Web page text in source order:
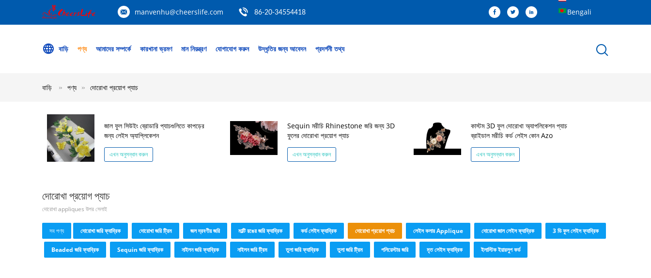
manvenhu@cheerslife.com 86-20-34554418 Bengali
বাড়ি পণ্য আমাদের সম্পর্কে কারখানা ভ্রমণ মান নিয়ন্ত্রণ যোগাযোগ করুন উদ্ধৃতির জন্য আবেদন প্রদর্শনী তথ্য
বাড়ি পণ্য দোরোখা প্রয়োগ প্যাচ
জাল ফুল সিউইং ব্রোডারি প্যাচগুলিতে কাপড়ের
জন্য লেইস অ্যাপ্লিকেশন
এখন অনুসন্ধান করুন
Sequin মরীচি Rhinestone জরি জন্য 3D
ফুলের দোরোখা প্রয়োগ প্যাচ
এখন অনুসন্ধান করুন
কাস্টম 3D ফুল দোরোখা অ্যাপলিকেশন প্যাচ
ব্রাইডাল মরীচি কর্ড লেইস কোন Azo
এখন অনুসন্ধান করুন
দোরোখা প্রয়োগ প্যাচ
দোরোখা appliques উপর সেলাই
সব পণ্য দোরোখা জরি ফ্যাব্রিক দোরোখা জরি ট্রিম জল দ্রবণীয় জরি মাল্টি রঙের জরি ফ্যাব্রিক কর্ড লেইস ফ্যাব্রিক দোরোখা প্রয়োগ প্যাচ লেইস কলার Applique দোরোখা জাল লেইস ফ্যাব্রিক 3 ডি ফুল লেইস ফ্যাব্রিক
Beaded জরি ফ্যাব্রিক Sequin জরি ফ্যাব্রিক নাইলন জরি ফ্যাব্রিক নাইলন জরি ট্রিম তুলা জরি ফ্যাব্রিক তুলা জরি ট্রিম পলিয়েস্টার জরি মৃত লেইস ফ্যাব্রিক ইলাস্টিক ইয়ারলুপ কর্ড